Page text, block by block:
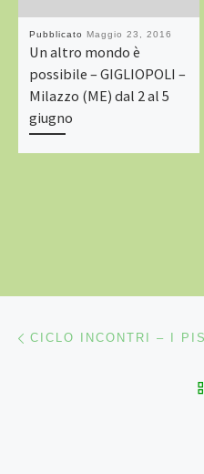
Pubblicato Maggio 23, 2016
Un altro mondo è
possibile – GIGLIOPOLI –
Milazzo (ME) dal 2 al 5
giugno
Navigazione
CICLO INCONTRI – I